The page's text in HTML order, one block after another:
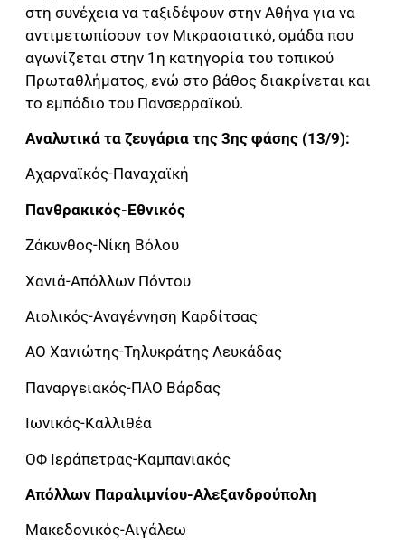
στη συνέχεια να ταξιδέψουν στην Αθήνα για να
αντιμετωπίσουν τον Μικρασιατικό, ομάδα που
αγωνίζεται στην 1η κατηγορία του τοπικού
Πρωταθλήματος, ενώ στο βάθος διακρίνεται και
το εμπόδιο του Πανσερραϊκού.
Αναλυτικά τα ζευγάρια της 3ης φάσης (13/9):
Αχαρναϊκός-Παναχαϊκή
Πανθρακικός-Εθνικός
Ζάκυνθος-Νίκη Βόλου
Χανιά-Απόλλων Πόντου
Αιολικός-Αναγέννηση Καρδίτσας
ΑΟ Χανιώτης-Τηλυκράτης Λευκάδας
Παναργειακός-ΠΑΟ Βάρδας
Ιωνικός-Καλλιθέα
ΟΦ Ιεράπετρας-Καμπανιακός
Απόλλων Παραλιμνίου-Αλεξανδρούπολη
Μακεδονικός-Αιγάλεω